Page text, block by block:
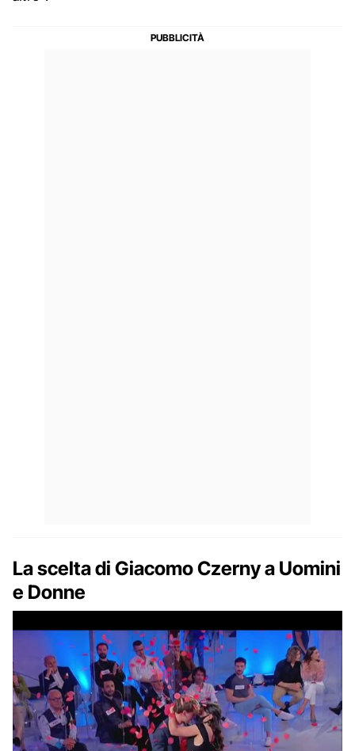
La scelta di Giacomo Czerny a Uomini
e Donne